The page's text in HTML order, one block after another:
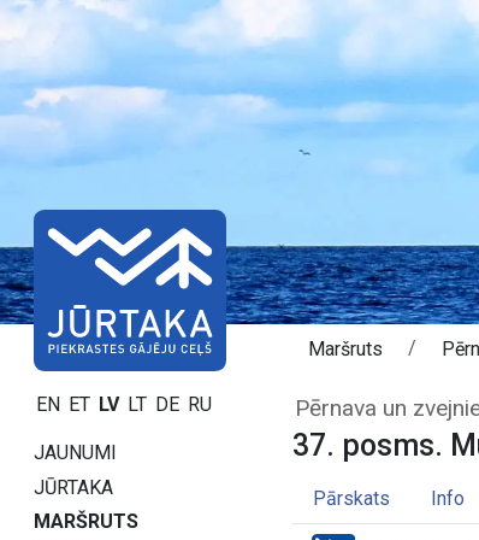
EN ET LV LT DE RU
JAUNUMI
JŪRTAKA
MARŠRUTS
Maršruts
37. posms.
Pērnava un
37. posms.
Pārskats Info